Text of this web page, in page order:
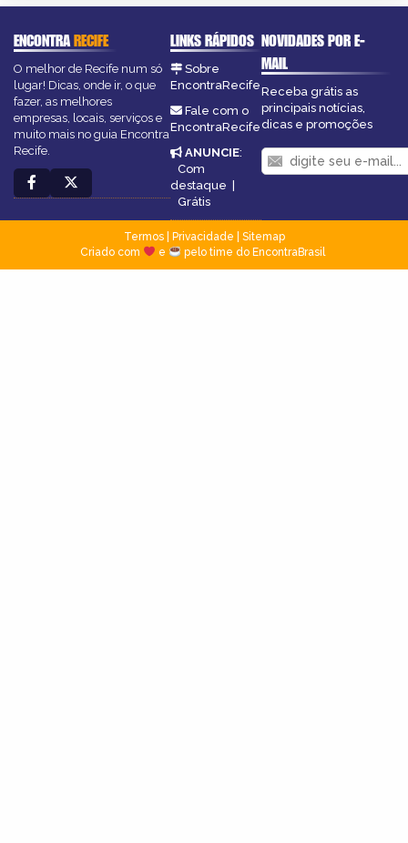
ENCONTRARECIFE
O melhor de Recife num só
lugar! Dicas, onde ir, o que
fazer, as melhores
empresas, locais, serviços e
muito mais no guia Encontra
Recife.
LINKS RÁPIDOS
Sobre
EncontraRecife
Fale com o
EncontraRecife
ANUNCIE:
Com
destaque
Grátis
NOVIDADES POR E-
MAIL
Receba grátis as
principais notícias,
dicas e promoções
Termos| Privacidade
Sitemap
Criado com
e pelo time do EncontraBrasil